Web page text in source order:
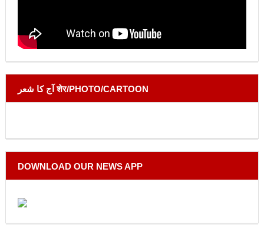
آج کا شعر शेर/PHOTO/CARTOON
DOWNLOAD OUR NEWS APP